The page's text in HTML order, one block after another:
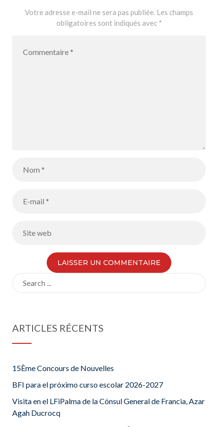
Votre adresse e-mail ne sera pas publiée. Les champs
obligatoires sont indiqués avec *
ARTICLES RÉCENTS
15Ème Concours de Nouvelles
BFI para el próximo curso escolar 2026-2027
Visita en el LFiPalma de la Cónsul General de Francia, Azar
Agah Ducrocq